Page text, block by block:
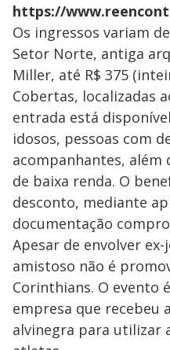
https://
Os ingressos variam
Setor Norte, antiga
Miller, até R$ 375
Cobertas, localizadas
entrada está
idosos, pessoas com
acompanhantes, além
de baixa renda. O
desconto, mediante
documentação
Apesar de envolver
amistoso não é
Corinthians. O evento
empresa que recebeu
alvinegra para utilizar